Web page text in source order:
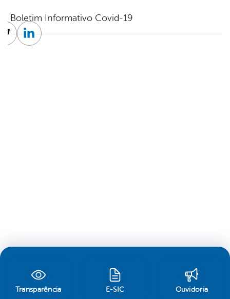
Boletim Informativo Covid-19
TwitterLinkedin
Transparência E-SIC Ouvidoria